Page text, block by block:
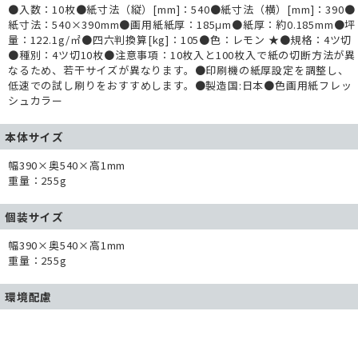
●入数：10枚●紙寸法（縦）[mm]：540●紙寸法（横）[mm]：390●
紙寸法：540×390mm●画用紙紙厚：185μm●紙厚：約0.185mm●坪
量：122.1g/㎡●四六判換算[kg]：105●色：レモン ★●規格：4ツ切
●種別：4ツ切10枚●注意事項：10枚入と100枚入で紙の切断方法が異
なるため、若干サイズが異なります。●印刷機の紙厚設定を調整し、
低速での試し刷りをおすすめします。●製造国:日本●色画用紙フレッ
シュカラー
本体サイズ
幅390×奥540×高1mm
重量：255g
個装サイズ
幅390×奥540×高1mm
重量：255g
環境配慮